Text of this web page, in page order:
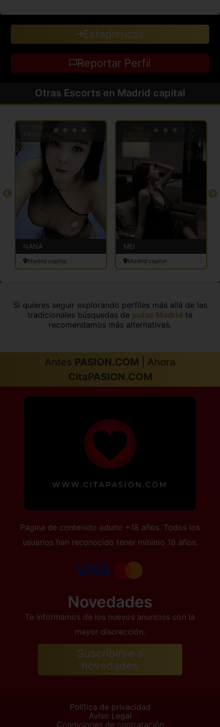
Estadisticas
Reportar Perfil
Otras Escorts en Madrid capital
NANA
Madrid capital
MEI
Madrid capital
Si quieres seguir explorando perfiles más allá de las
tradicionales búsquedas de putas Madrid te
recomendamos más alternativas.
Antes PASION.COM | Ahora
CitaPASION.COM
Página de contenido adulto +18 años. Todos los
usuarios han reconocido tener mínimo 18 años.
Novedades
Te informamos de los nuevos anuncios con la
mayor discrección.
Suscribirse a
novedades
Política de privacidad
Aviso Legal
Condiciones de contratación